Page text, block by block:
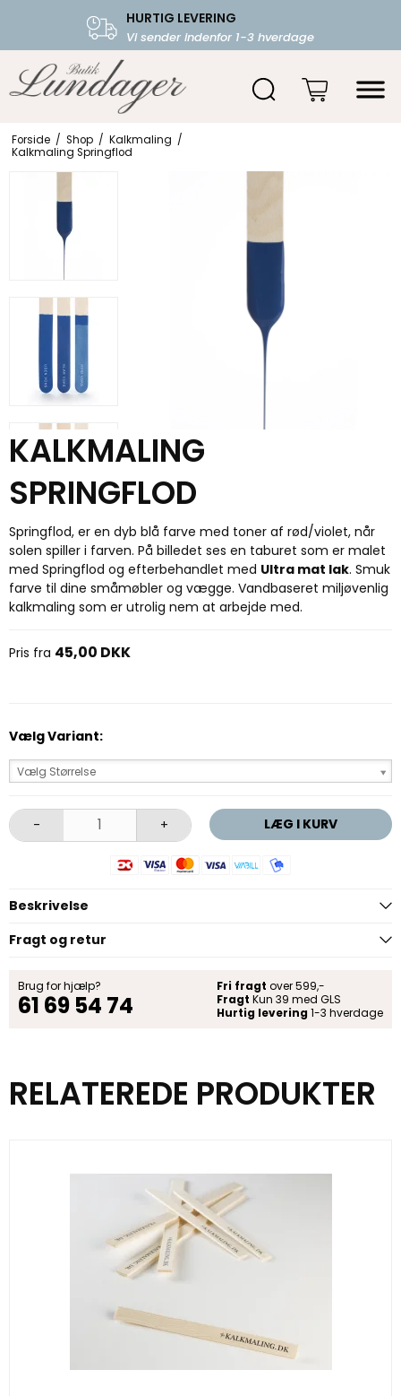
HURTIG LEVERING
Vi sender indenfor 1-3 hverdage
FRI FRAGT OVER 599.-
Starter fra 39,-
Forside / Shop / Kalkmaling /
Kalkmaling Springflod
KALKMALING
SPRINGFLOD
Springflod, er en dyb blå farve med toner af rød/violet, når
solen spiller i farven. På billedet ses en taburet som er malet
med Springflod og efterbehandlet med Ultra mat lak. Smuk
farve til dine småmøbler og vægge. Vandbaseret miljøvenlig
kalkmaling som er utrolig nem at arbejde med.
Pris fra 45,00 DKK
Vælg Variant:
Vælg Størrelse
- + LÆG I KURV
Beskrivelse
Fragt og retur
Brug for hjælp?
61 69 54 74
Fri fragt over 599,-
Fragt Kun 39 med GLS
Hurtig levering 1-3 hverdage
RELATEREDE PRODUKTER